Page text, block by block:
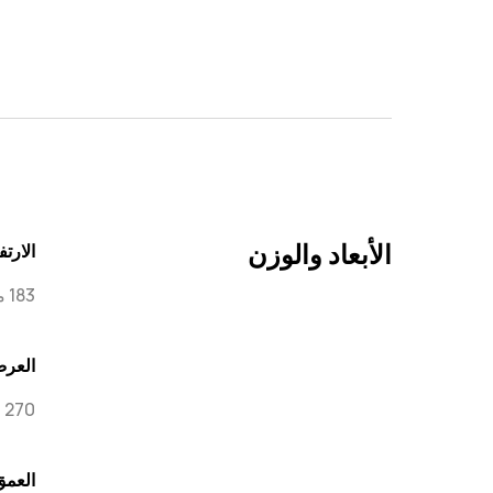
الأبعاد والوزن
183 ملم
270 ملم